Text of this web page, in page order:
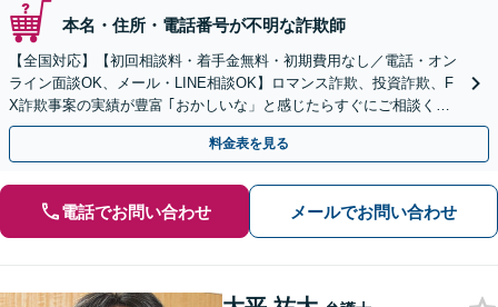
本名・住所・電話番号が不明な詐欺師
【全国対応】【初回相談料・着手金無料・初期費用なし／電話・オン
ライン面談OK、メール・LINE相談OK】ロマンス詐欺、投資詐欺、F
X詐欺事案の実績が豊富 ｢おかしいな」と感じたらすぐにご相談くだ
さい。
料金表を見る
電話でお問い合わせ メールでお問い合わせ